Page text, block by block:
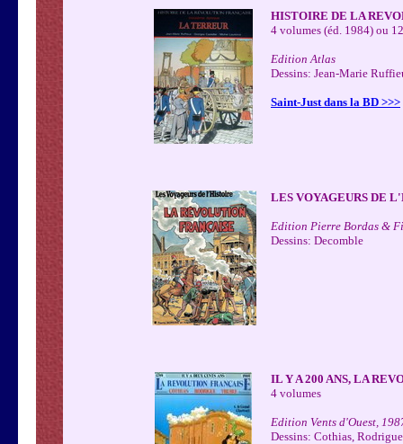
HISTOIRE DE LA
4 volumes (éd. 1984) ou
Edition Atlas
Dessins: Jean-Marie
Saint-Just dans la BD >>>
LES VOYAGEURS DE
Edition Pierre Bordas &
Dessins: Decomble
IL Y A 200 ANS, LA
4 volumes
Edition Vents d'Ouest,
Dessins: Cothias,